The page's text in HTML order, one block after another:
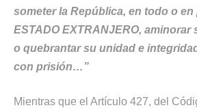
someter la República, en todo o en
ESTADO EXTRANJERO, aminorar
o quebrantar su unidad e
con prisión…”
Mientras que el Artículo 427, del